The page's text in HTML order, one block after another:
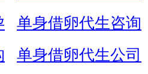
单身借卵代生咨询
单身借卵代生公司